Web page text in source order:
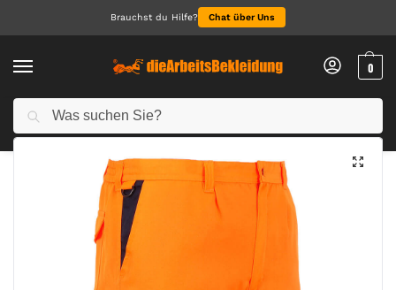
Brauchst du Hilfe? Chat über Uns
0
Start Alle Hosen / Arbeitsshorts & Shorts